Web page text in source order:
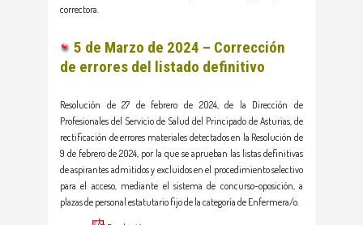
correctora.
5 de Marzo de 2024 – Corrección
de errores del listado definitivo
Resolución de 27 de febrero de 2024, de la Dirección de
Profesionales del Servicio de Salud del Principado de Asturias, de
rectificación de errores materiales detectados en la Resolución de
9 de febrero de 2024, por la que se aprueban las listas definitivas
de aspirantes admitidos y excluidos en el procedimiento selectivo
para el acceso, mediante el sistema de concurso-oposición, a
plazas de personal estatutario fijo de la categoría de Enfermera/o.